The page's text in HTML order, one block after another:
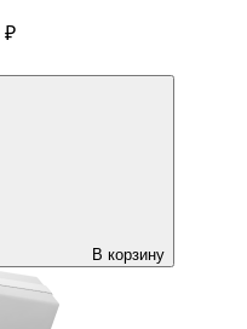
₽
В корзину